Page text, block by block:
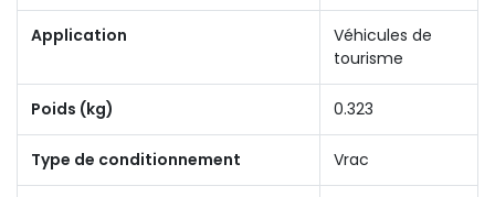
Application
Véhicules de
tourisme
Poids (kg) 0.323
Type de conditionnement Vrac